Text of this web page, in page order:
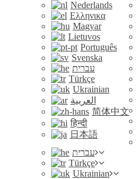
Nederlands
Ελληνικα
Magyar
Lietuvos
Português
Svenska
עברית
Türkçe
Ukrainian
العربية
简体中文
हिन्दी
日本語
עברית
Türkçe
Ukrainian